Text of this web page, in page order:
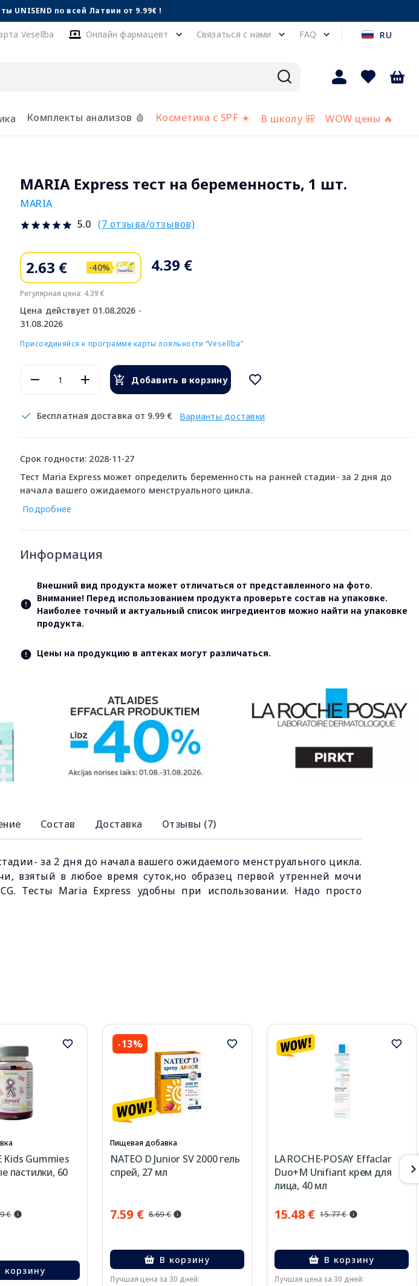
UNISEND по всей Латвии от 9.99€ !
Veselība Онлайн фармацевт Связаться с нами FAQ RU
Комплекты анализов 🩸 Косметика с SPF ☀️ В школу 🎒 WOW цены 🔥
MARIA Express тест на беременность, 1 шт.
MARIA
5.0 (7 отзыва/отзывов)
2.63 € -40%
Регулярная цена: 4.39 €
Цена действует 01.08.2026 -
31.08.2026
4.39 €
Присоединяйся к программе карты лояльности “Veselība”
Добавить в корзину
Бесплатная доставка от 9.99 € Варианты доставки
Срок годности: 2028-11-27
Тест Maria Express может определить беременность на ранней стадии- за 2 дня до
начала вашего ожидаемого менструального цикла.
Подробнее
Информация
Внешний вид продукта может отличаться от представленного на фото.
Внимание! Перед использованием продукта проверьте состав на упаковке.
Наиболее точный и актуальный список ингредиентов можно найти на упаковке
продукта.
Цены на продукцию в аптеках могут различаться.
Состав Доставка Отзывы (7)
за 2 дня до начала вашего ожидаемого менструального цикла.
взятый в любое время суток,но образец первой утренней мочи
Тесты Maria Express удобны при использовании. Надо просто
Kids Gummies
пастилки, 60
€
корзину
-13%
Пищевая добавка
NATEO D Junior SV 2000 гель
спрей, 27 мл
7.59 € 8.69 €
В корзину
Лучшая цена за 30 дней:
LA ROCHE-POSAY Effaclar
Duo+M Unifiant крем для
лица, 40 мл
15.48 € 15.77 €
В корзину
Лучшая цена за 30 дней: